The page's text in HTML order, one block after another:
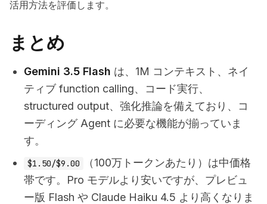
活用方法を評価します。
まとめ
Gemini 3.5 Flash は、1M コンテキスト、ネイ
ティブ function calling、コード実行、
structured output、強化推論を備えており、コ
ーディング Agent に必要な機能が揃っていま
す。
$1.50/$9.00
（100万トークンあたり）は中価格
帯です。Pro モデルより安いですが、プレビュ
ー版 Flash や Claude Haiku 4.5 より高くなりま